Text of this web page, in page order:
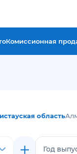
Комиссионная
область
Год